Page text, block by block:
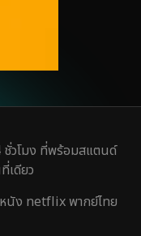
ชั่วโมง ที่พร้อมสแตนด์
เดียว
หนัง netflix พากย์ไทย